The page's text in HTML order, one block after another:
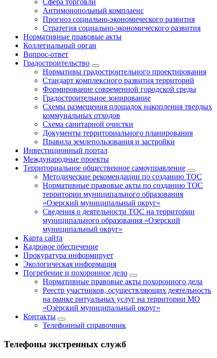
Сфера торговли
Антимонопольный комплаенс
Прогноз социально-экономического развития
Стратегия социально-экономического развития
Нормативные правовые акты
Коллегиальный орган
Вопрос-ответ
Градостроительство
Нормативы градостроительного проектирования
Стандарт комплексного развития территорий
Формирование современной городской среды
Градостроительное зонирование
Схемы размещения площадок накопления твердых
коммунальных отходов
Схема санитарной очистки
Документы территориального планирования
Правила землепользования и застройки
Инвестиционный портал
Международные проекты
Территориальное общественное самоуправление
Методические рекомендации по созданию ТОС
Нормативные правовые акты по созданию ТОС
территории муниципального образования
«Озерский муниципальный округ»
Сведения о деятельности ТОС на территории
муниципального образования «Озерский
муниципальный округ»
Карта сайта
Кадровое обеспечение
Прокуратура информирует
Экологическая информация
Погребение и похоронное дело
Нормативные правовые акты похоронного дела
Реестр участников, осуществляющих деятельность
на рынке ритуальных услуг на территории МО
«Озёрский муниципальный округ»
Контакты
Телефонный справочник
Телефоны экстренных служб